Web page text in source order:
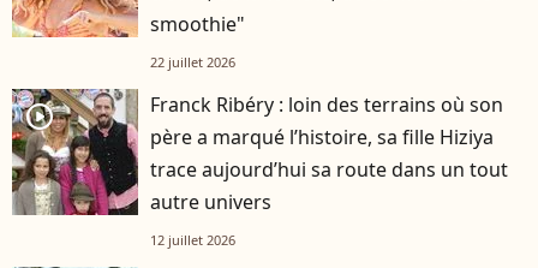
smoothie"
22 juillet 2026
player2
Franck Ribéry : loin des terrains où son
père a marqué l’histoire, sa fille Hiziya
trace aujourd’hui sa route dans un tout
autre univers
12 juillet 2026